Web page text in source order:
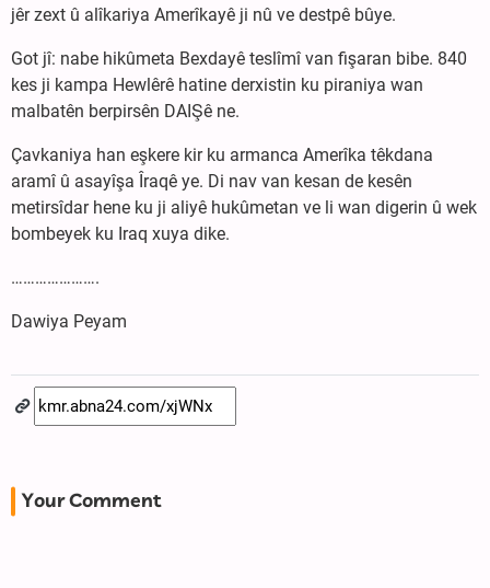
jêr zext û alîkariya Amerîkayê ji nû ve destpê bûye.
Got jî: nabe hikûmeta Bexdayê teslîmî van fişaran bibe. 840
kes ji kampa Hewlêrê hatine derxistin ku piraniya wan
malbatên berpirsên DAIŞê ne.
Çavkaniya han eşkere kir ku armanca Amerîka têkdana
aramî û asayîşa Îraqê ye. Di nav van kesan de kesên
metirsîdar hene ku ji aliyê hukûmetan ve li wan digerin û wek
bombeyek ku Iraq xuya dike.
………………….
Dawiya Peyam
Your Comment